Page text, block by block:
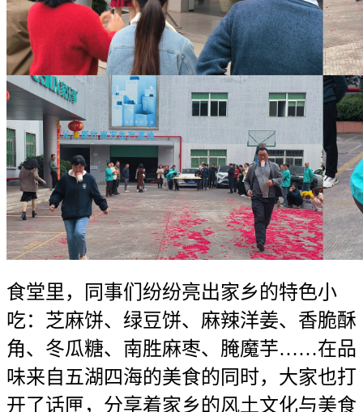
食堂里，同事们纷纷亮出家乡的特色小
吃：芝麻饼、绿豆饼、麻辣洋姜、香脆酥
角、冬瓜糖、南胜麻枣、腌魔芋……在品
味来自五湖四海的美食的同时，大家也打
开了话匣，分享着家乡的风土文化与美食